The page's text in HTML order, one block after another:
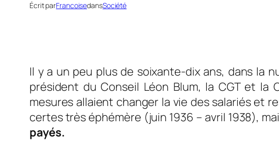
Écrit parFrancoisedansSociété
Il y a un peu plus de soixante-dix ans, dans la
président du Conseil Léon Blum, la CGT et la
mesures allaient changer la vie des salariés et
certes très éphémère (juin 1936 – avril 1938),
payés.